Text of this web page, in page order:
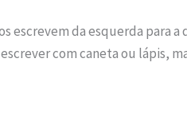
escrevem da esquerda para a
com caneta ou lápis,